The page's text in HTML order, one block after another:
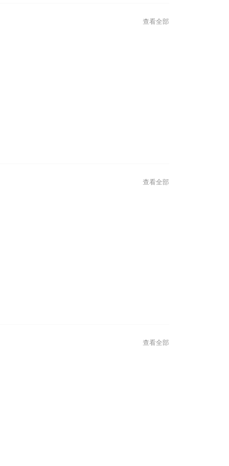
查看全部
境，壓力 bye